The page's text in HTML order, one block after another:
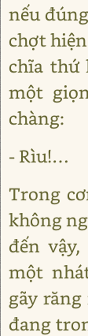
nếu
chợt
chĩa thứ
một
chàng:
- Rìu!…
Trong
không
đến
một
gãy
đang